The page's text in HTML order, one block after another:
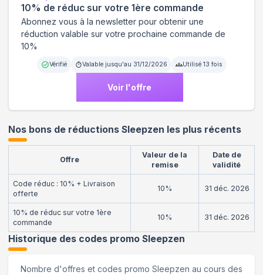
10% de réduc sur votre 1ère commande
Abonnez vous à la newsletter pour obtenir une
réduction valable sur votre prochaine commande de
10%
Vérifié Valable jusqu'au 31/12/2026 Utilisé 13 fois
Voir l'offre
Nos bons de réductions Sleepzen les plus récents
Offre
Valeur de la
remise
Date de
validité
Code réduc : 10% + Livraison
offerte
10% 31 déc. 2026
10% de réduc sur votre 1ère
commande
10% 31 déc. 2026
Historique des codes promo Sleepzen
Nombre d'offres et codes promo Sleepzen au cours des